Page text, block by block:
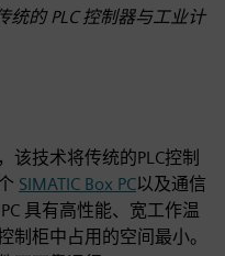
统的 PLC 控制器与工业计
该技术将传统的PLC控制
SIMATIC Box PC以及通信
具有高性能、宽工作温
制柜中占用的空间最小。